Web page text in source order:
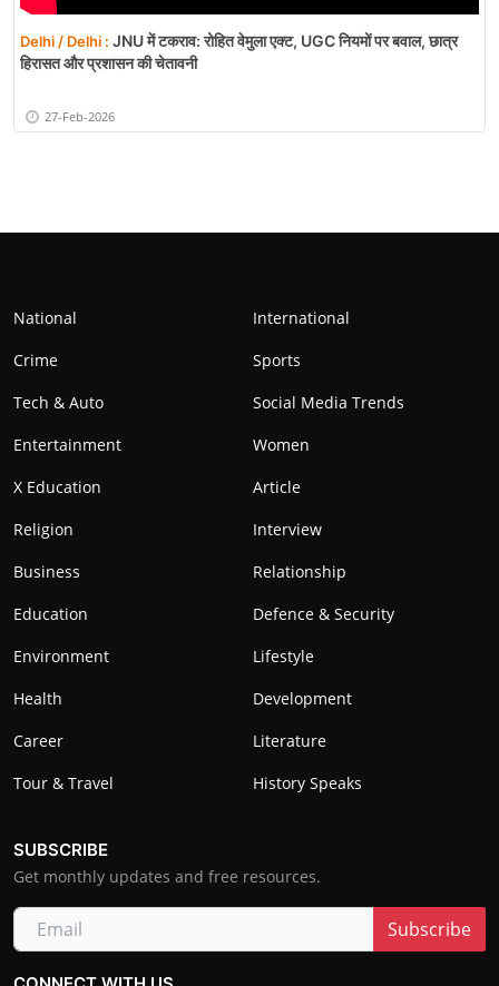
Delhi / Delhi : JNU में टकराव: रोहित वेमुला एक्ट, UGC नियमों पर बवाल, छात्र
हिरासत और प्रशासन की चेतावनी
27-Feb-2026
National
International
Crime
Sports
Tech & Auto
Social Media Trends
Entertainment
Women
X Education
Article
Religion
Interview
Business
Relationship
Education
Defence & Security
Environment
Lifestyle
Health
Development
Career
Literature
Tour & Travel
History Speaks
SUBSCRIBE
Get monthly updates and free resources.
Subscribe